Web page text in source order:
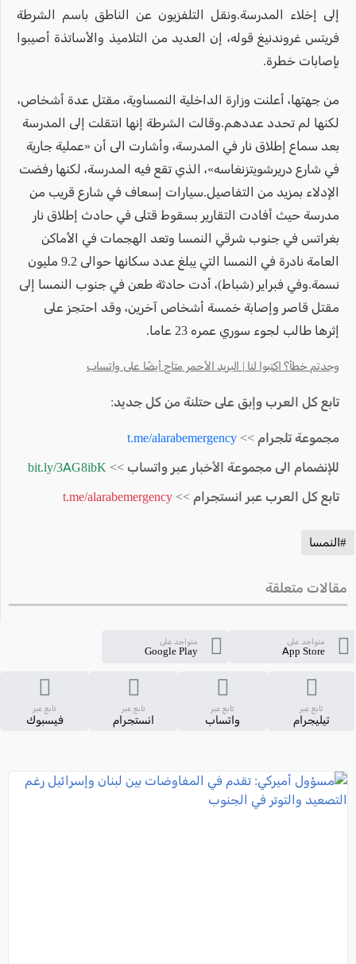
إلى إخلاء المدرسة.ونقل التلفزيون عن الناطق باسم الشرطة
فريتس غروندنيغ قوله، إن العديد من التلاميذ والأساتذة أصيبوا
بإصابات خطرة.
من جهتها، أعلنت وزارة الداخلية النمساوية، مقتل عدة أشخاص،
لكنها لم تحدد عددهم.وقالت الشرطة إنها انتقلت إلى المدرسة
بعد سماع إطلاق نار في المدرسة، وأشارت الى أن «عملية جارية
في شارع دريرشويتزنغاسه»، الذي تقع فيه المدرسة، لكنها رفضت
الإدلاء بمزيد من التفاصيل.سيارات إسعاف في شارع قريب من
مدرسة حيث أفادت التقارير بسقوط قتلى في حادث إطلاق نار
بغراتس في جنوب شرقي النمسا وتعد الهجمات في الأماكن
العامة نادرة في النمسا التي يبلغ عدد سكانها حوالى 9.2 مليون
نسمة.وفي فبراير (شباط)، أدت حادثة طعن في جنوب النمسا إلى
مقتل قاصر وإصابة خمسة أشخاص آخرين، وقد احتجز على
إثرها طالب لجوء سوري عمره 23 عاما.
وجدتم خطأ؟ اكتبوا لنا | البريد الأحمر متاح أيضًا على واتساب
تابع كل العرب وإبق على حتلنة من كل جديد:
مجموعة تلجرام >> t.me/alarabemergency
للإنضمام الى مجموعة الأخبار عبر واتساب >> bit.ly/3AG8ibK
تابع كل العرب عبر انستجرام >> t.me/alarabemergency
#النمسا
مقالات متعلقة
متواجد على
App Store
متواجد على
Google Play
تابع عبر
تيليجرام
تابع عبر
واتساب
تابع عبر
انستجرام
تابع عبر
فيسبوك